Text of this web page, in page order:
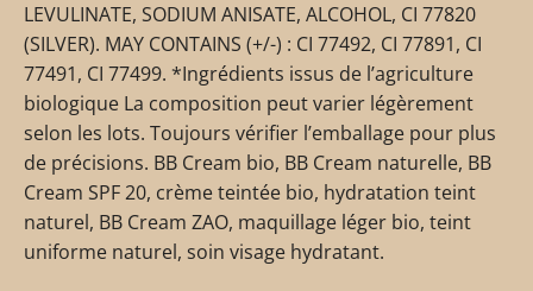
LEVULINATE, SODIUM ANISATE, ALCOHOL, CI 77820
(SILVER). MAY CONTAINS (+/-) : CI 77492, CI 77891, CI
77491, CI 77499. *Ingrédients issus de l’agriculture
biologique La composition peut varier légèrement
selon les lots. Toujours vérifier l’emballage pour plus
de précisions. BB Cream bio, BB Cream naturelle, BB
Cream SPF 20, crème teintée bio, hydratation teint
naturel, BB Cream ZAO, maquillage léger bio, teint
uniforme naturel, soin visage hydratant.